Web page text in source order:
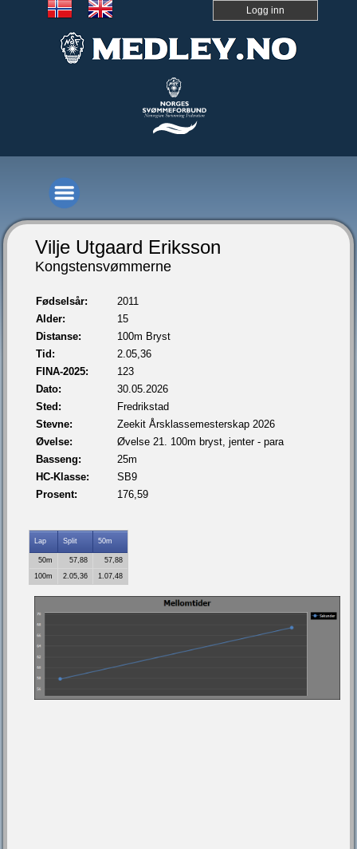
Logg inn
Vilje Utgaard Eriksson
Kongstensvømmerne
Fødselsår:
2011
Alder:
15
Distanse:
100m Bryst
Tid:
2.05,36
FINA-2025:
123
Dato:
30.05.2026
Sted:
Fredrikstad
Stevne:
Zeekit Årsklassemesterskap 2026
Øvelse:
Øvelse 21. 100m bryst, jenter - para
Basseng:
25m
HC-Klasse:
SB9
Prosent:
176,59
Lap Split 50m
50m 57,88
57,88
100m
2.05,36 1.07,48